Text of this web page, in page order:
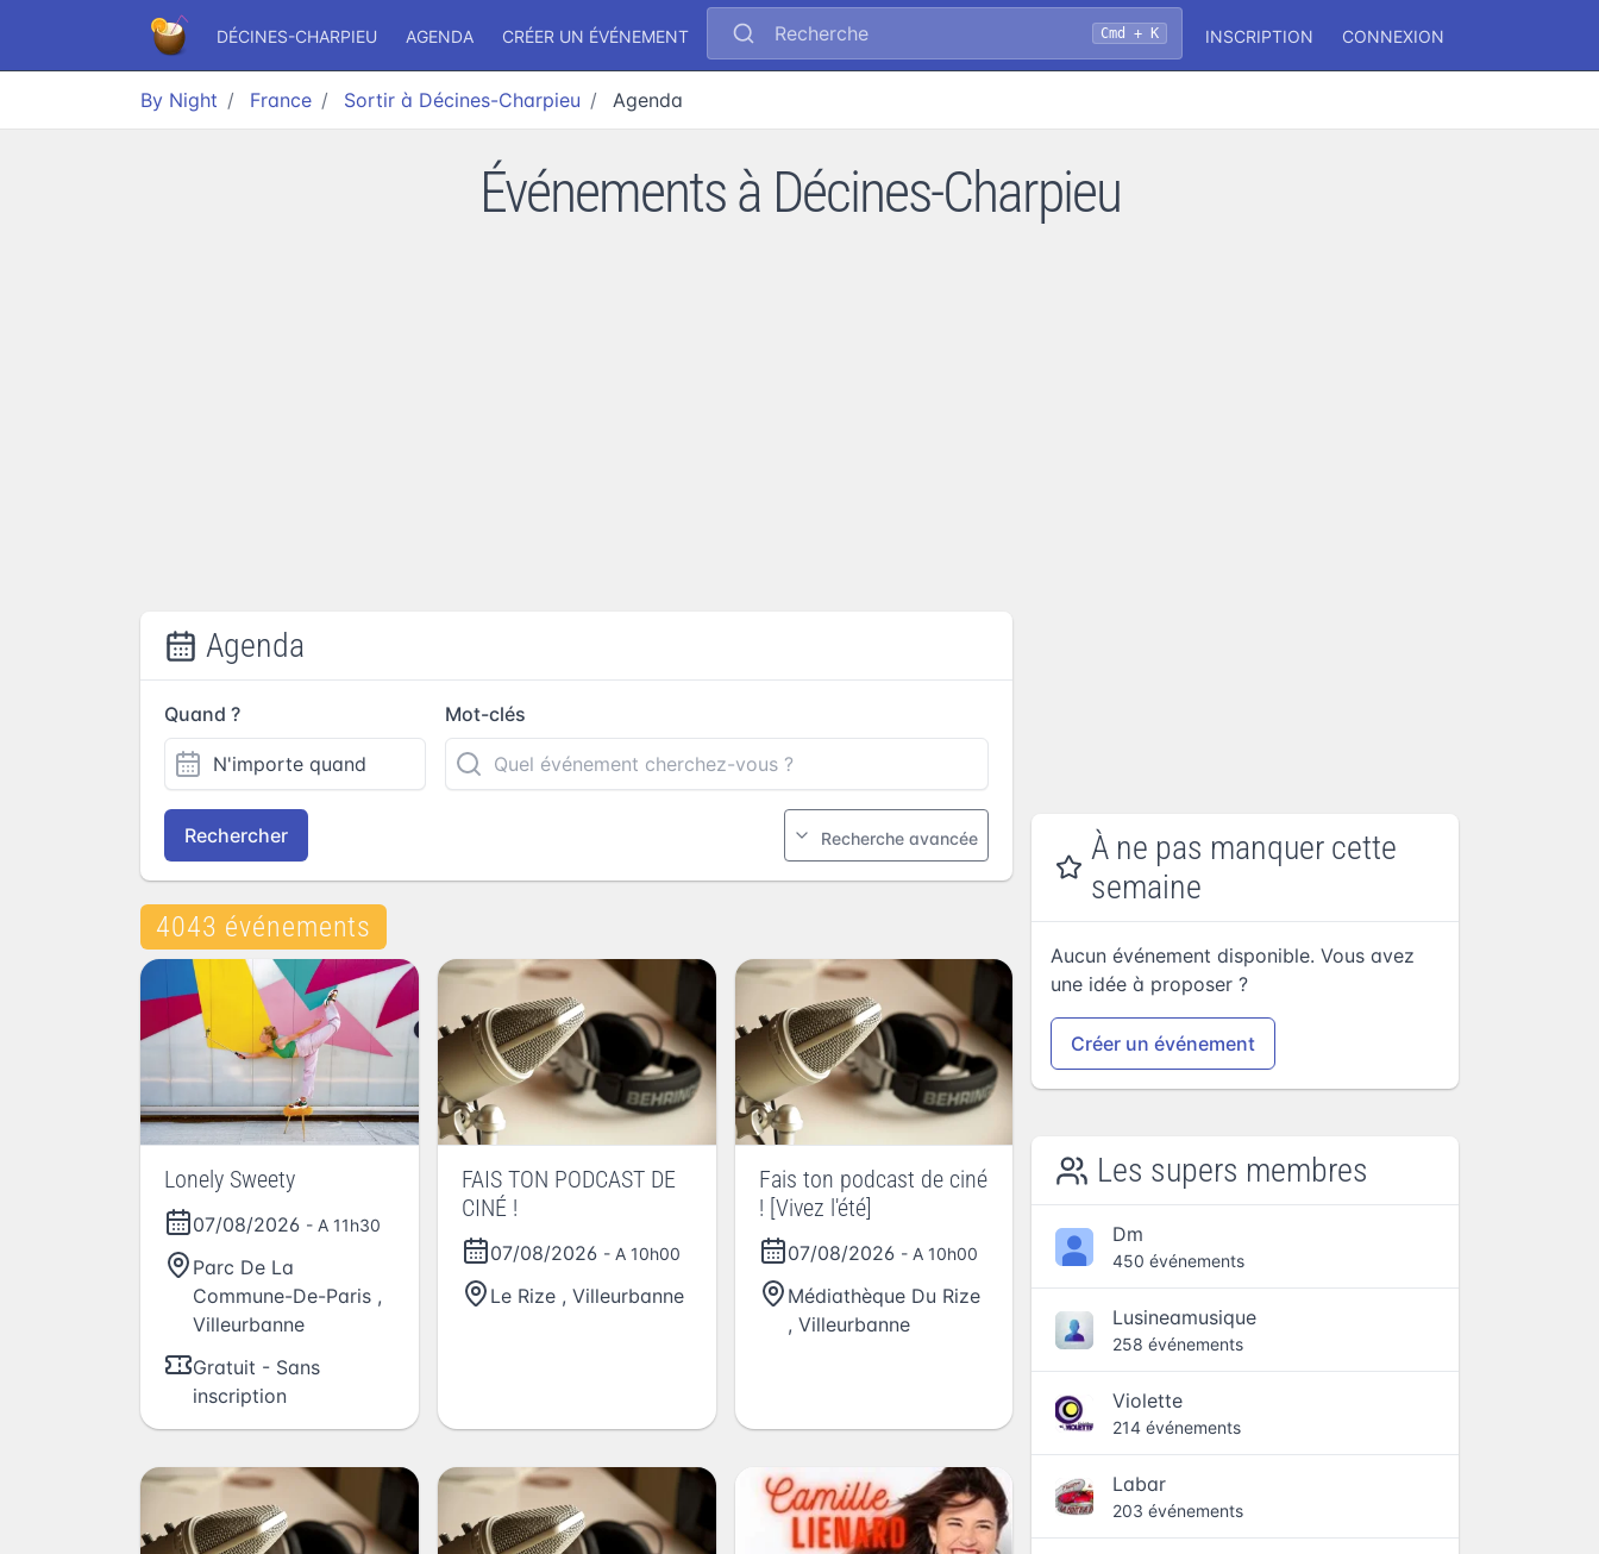
DÉCINES-CHARPIEU AGENDA CRÉER UN ÉVÉNEMENT Recherche Cmd + K INSCRIPTION CONNEXION
By Night France Sortir à Décines-Charpieu Agenda
Événements à Décines-Charpieu
Agenda
Quand ? Mot-clés
Rechercher Recherche avancée
4043 événements
Lonely Sweety
07/08/2026 - A 11h30
Parc De La
Commune-De-Paris ,
Villeurbanne
Gratuit - Sans
inscription
FAIS TON PODCAST DE
CINÉ !
07/08/2026 - A 10h00
Le Rize , Villeurbanne
Fais ton podcast de ciné
! [Vivez l'été]
07/08/2026 - A 10h00
Médiathèque Du Rize
, Villeurbanne
À ne pas manquer cette
semaine
Aucun événement disponible. Vous avez
une idée à proposer ?
Créer un événement
Les supers membres
Dm
450 événements
Lusineamusique
258 événements
Violette
214 événements
Labar
203 événements